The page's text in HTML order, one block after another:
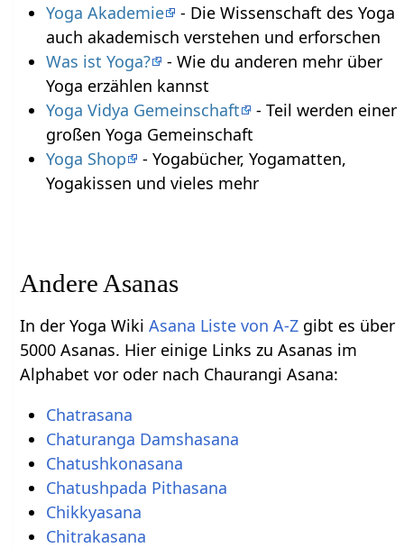
Yoga Akademie
- Die Wissenschaft des Yoga
auch akademisch verstehen und erforschen
Was ist Yoga?
- Wie du anderen mehr über
Yoga erzählen kannst
Yoga Vidya Gemeinschaft
- Teil werden einer
großen Yoga Gemeinschaft
Yoga Shop
- Yogabücher, Yogamatten,
Yogakissen und vieles mehr
Andere Asanas
In der Yoga WikiAsana Liste von A-Z gibt es über
5000 Asanas. Hier einige Links zu Asanas im
Alphabet vor oder nach Chaurangi Asana:
Chatrasana
Chaturanga Damshasana
Chatushkonasana
Chatushpada Pithasana
Chikkyasana
Chitrakasana